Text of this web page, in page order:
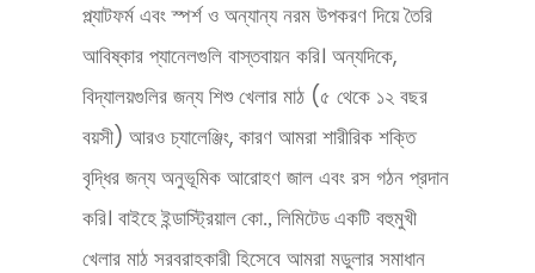
প্ল্যাটফর্ম এবং স্পর্শ ও অন্যান্য নরম উপকরণ দিয়ে তৈরি
আবিষ্কার প্যানেলগুলি বাস্তবায়ন করি। অন্যদিকে,
বিদ্যালয়গুলির জন্য শিশু খেলার মাঠ (৫ থেকে ১২ বছর
বয়সী) আরও চ্যালেঞ্জিং, কারণ আমরা শারীরিক শক্তি
বৃদ্ধির জন্য অনুভূমিক আরোহণ জাল এবং রস গঠন প্রদান
করি। বাইহে ইন্ডাস্ট্রিয়াল কো., লিমিটেড একটি বহুমুখী
খেলার মাঠ সরবরাহকারী হিসেবে আমরা মডুলার সমাধান